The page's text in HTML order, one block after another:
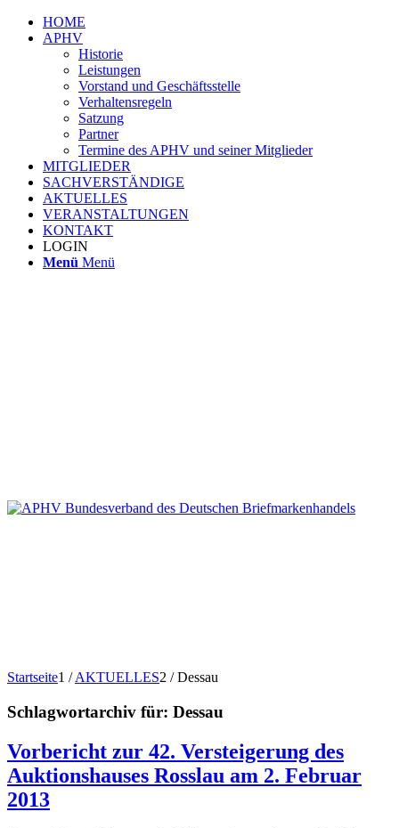
HOME
APHV
Historie
Leistungen
Vorstand und Geschäftsstelle
Verhaltensregeln
Satzung
Partner
Termine des APHV und seiner Mitglieder
MITGLIEDER
SACHVERSTÄNDIGE
AKTUELLES
VERANSTALTUNGEN
KONTAKT
LOGIN
Menü Menü
Startseite1 / AKTUELLES2 / Dessau
Schlagwortarchiv für: Dessau
Vorbericht zur 42. Versteigerung des
Auktionshauses Rosslau am 2. Februar
2013